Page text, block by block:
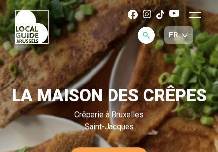
LA MAISON DES CRÊPES
Crêperie à Bruxelles
Saint-Jacques